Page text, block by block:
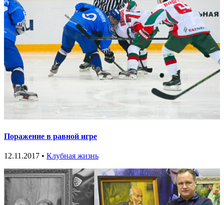
Поражение в равной игре
12.11.2017 • Клубная жизнь